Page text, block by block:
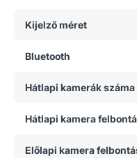
Kijelző méret
Bluetooth
Hátlapi kamerák száma
Hátlapi kamera
Előlapi kamera